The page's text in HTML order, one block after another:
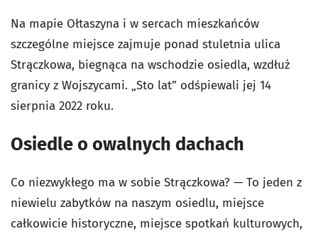
Na mapie Ołtaszyna i w sercach mieszkańców
szczególne miejsce zajmuje ponad stuletnia ulica
Strączkowa, biegnąca na wschodzie osiedla, wzdłuż
granicy z Wojszycami. „Sto lat” odśpiewali jej 14
sierpnia 2022 roku.
Osiedle o owalnych dachach
Co niezwykłego ma w sobie Strączkowa? — To jeden z
niewielu zabytków na naszym osiedlu, miejsce
całkowicie historyczne, miejsce spotkań kulturowych,